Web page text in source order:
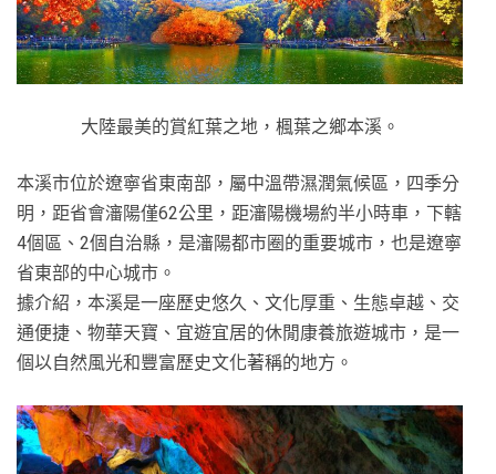
大陸最美的賞紅葉之地，楓葉之鄉本溪。
本溪市位於遼寧省東南部，屬中溫帶濕潤氣候區，四季分
明，距省會瀋陽僅62公里，距瀋陽機場約半小時車，下轄
4個區、2個自治縣，是瀋陽都市圈的重要城市，也是遼寧
省東部的中心城市。
據介紹，本溪是一座歷史悠久、文化厚重、生態卓越、交
通便捷、物華天寶、宜遊宜居的休閒康養旅遊城市，是一
個以自然風光和豐富歷史文化著稱的地方。